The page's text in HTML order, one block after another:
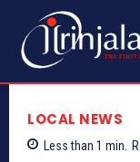
LOCAL NEWS
Less than 1 min.